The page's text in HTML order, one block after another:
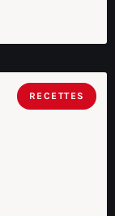
RECETTES